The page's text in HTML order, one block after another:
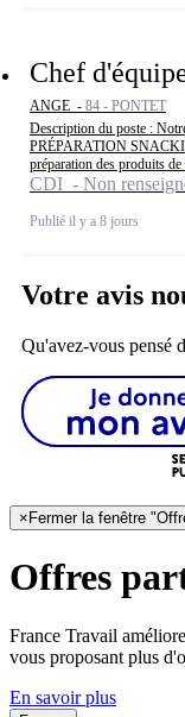
Chef
ANGE - 84 - PONTET
Description du poste :
PRÉPARATION
préparation des produits
CDI - Non
Publié il y a 8 jours
Votre avis
Qu'avez-vous pensé
× Fermer la fenêtre
Offres
France Travail
vous proposant plus
En savoir plus